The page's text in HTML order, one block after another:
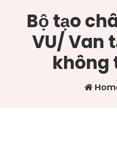
Bộ tạo
VU/ Van
không